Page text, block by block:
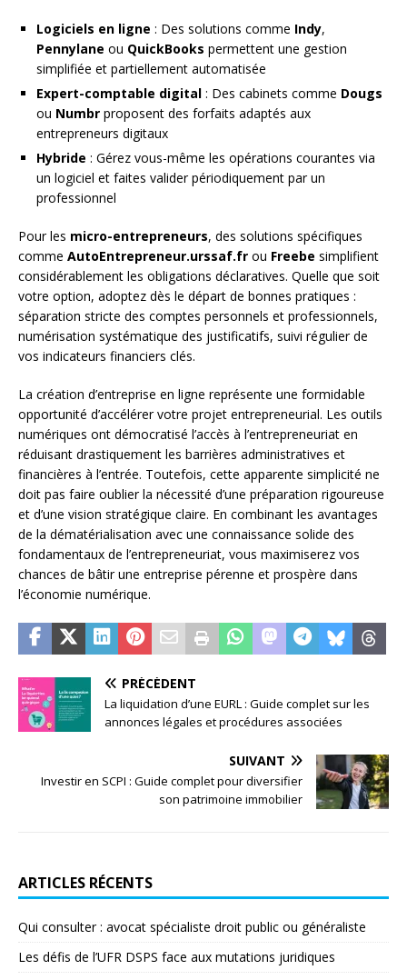
Logiciels en ligne : Des solutions comme Indy,
Pennylane ou QuickBooks permettent une gestion
simplifiée et partiellement automatisée
Expert-comptable digital : Des cabinets comme Dougs
ou Numbr proposent des forfaits adaptés aux
entrepreneurs digitaux
Hybride : Gérez vous-même les opérations courantes via
un logiciel et faites valider périodiquement par un
professionnel
Pour les micro-entrepreneurs, des solutions spécifiques
comme AutoEntrepreneur.urssaf.fr ou Freebe simplifient
considérablement les obligations déclaratives. Quelle que soit
votre option, adoptez dès le départ de bonnes pratiques :
séparation stricte des comptes personnels et professionnels,
numérisation systématique des justificatifs, suivi régulier de
vos indicateurs financiers clés.
La création d’entreprise en ligne représente une formidable
opportunité d’accélérer votre projet entrepreneurial. Les outils
numériques ont démocratisé l’accès à l’entrepreneuriat en
réduisant drastiquement les barrières administratives et
financières à l’entrée. Toutefois, cette apparente simplicité ne
doit pas faire oublier la nécessité d’une préparation rigoureuse
et d’une vision stratégique claire. En combinant les avantages
de la dématérialisation avec une connaissance solide des
fondamentaux de l’entrepreneuriat, vous maximiserez vos
chances de bâtir une entreprise pérenne et prospère dans
l’économie numérique.
PRÉCÉDENT
La liquidation d’une EURL : Guide complet sur les
annonces légales et procédures associées
SUIVANT
Investir en SCPI : Guide complet pour diversifier
son patrimoine immobilier
ARTICLES RÉCENTS
Qui consulter : avocat spécialiste droit public ou généraliste
Les défis de l’UFR DSPS face aux mutations juridiques